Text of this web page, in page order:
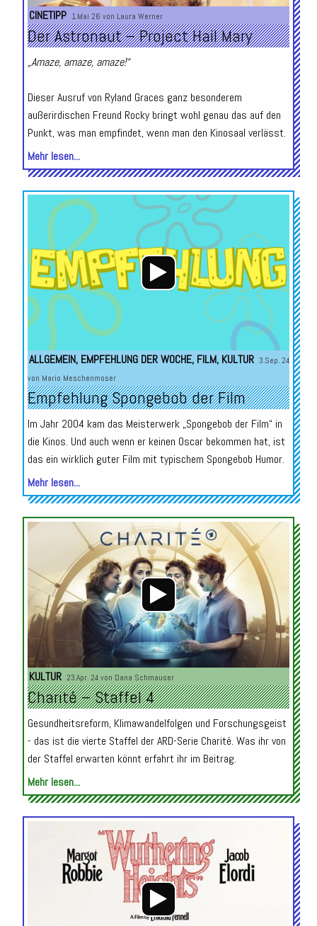
CINETIPP 1.Mai 26 von Laura Werner
Der Astronaut – Project Hail Mary
„Amaze, amaze, amaze!“
Dieser Ausruf von Ryland Graces ganz besonderem
außerirdischen Freund Rocky bringt wohl genau das auf den
Punkt, was man empfindet, wenn man den Kinosaal verlässt.
Mehr lesen...
Audio-
Player
ALLGEMEIN, EMPFEHLUNG DER WOCHE, FILM, KULTUR 3.Sep. 24
von Mario Meschenmoser
Empfehlung Spongebob der Film
Im Jahr 2004 kam das Meisterwerk „Spongebob der Film“ in
die Kinos. Und auch wenn er keinen Oscar bekommen hat, ist
das ein wirklich guter Film mit typischem Spongebob Humor.
Mehr lesen...
Audio-
Player
KULTUR 23.Apr. 24 von Dana Schmauser
Charité – Staffel 4
Gesundheitsreform, Klimawandelfolgen und Forschungsgeist
- das ist die vierte Staffel der ARD-Serie Charité. Was ihr von
der Staffel erwarten könnt erfahrt ihr im Beitrag.
Mehr lesen...
Audio-
Player